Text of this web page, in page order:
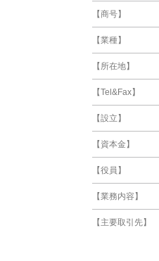
【商号】
【業種】
【所在地】
【Tel&Fax】
【設立】
【資本金】
【役員】
【業務内容】
【主要取引先】